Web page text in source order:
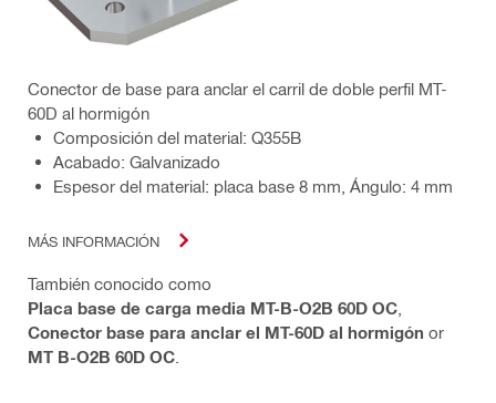
Conector de base para anclar el carril de doble perfil MT-
60D al hormigón
Composición del material: Q355B
Acabado: Galvanizado
Espesor del material: placa base 8 mm, Ángulo: 4 mm
MÁS INFORMACIÓN
También conocido como
Placa base de carga media MT-B-O2B 60D OC
Conector base para anclar el MT-60D al hormigón or
MT B-O2B 60D OC